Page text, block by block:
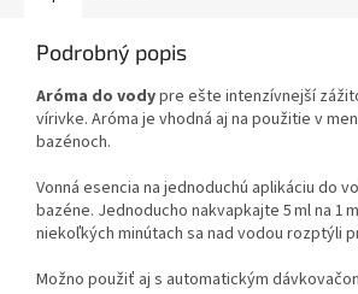
Podrobný popis
Aróma do vodypre ešte intenzívnejší
vírivke. Aróma je vhodná aj na použitie v
bazénoch.
Vonná esencia na jednoduchú aplikáciu do
bazéne. Jednoducho nakvapkajte 5 ml na 1
niekoľkých minútach sa nad vodou rozptýli
Možno použiť aj s automatickým